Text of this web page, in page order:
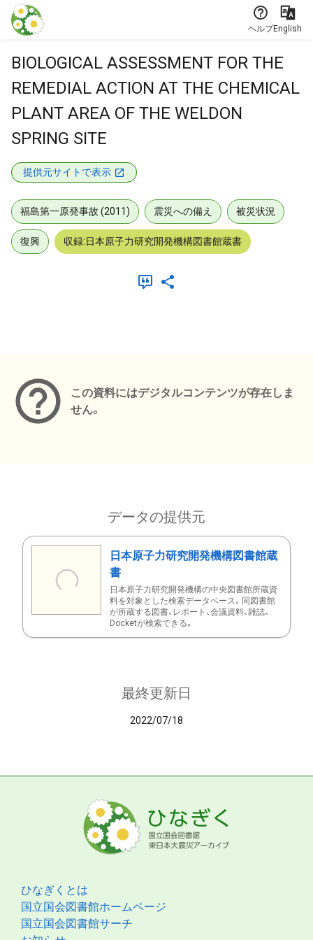
本文に飛ぶ
ヘルプEnglish
BIOLOGICAL ASSESSMENT FOR THE
REMEDIAL ACTION AT THE CHEMICAL
PLANT AREA OF THE WELDON
SPRING SITE
提供元サイトで表示
福島第一原発事故 (2011) 震災への備え 被災状況
復興 収録:日本原子力研究開発機構図書館蔵書
この資料にはデジタルコンテンツが存在しま
せん。
データの提供元
日本原子力研究開発機構図書館蔵
書
日本原子力研究開発機構の中央図書館所蔵資
料を対象とした検索データベース。同図書館
が所蔵する図書、レポート、会議資料、雑誌、
Docketが検索できる。
最終更新日
2022/07/18
ひなぎくとは
国立国会図書館ホームページ
国立国会図書館サーチ